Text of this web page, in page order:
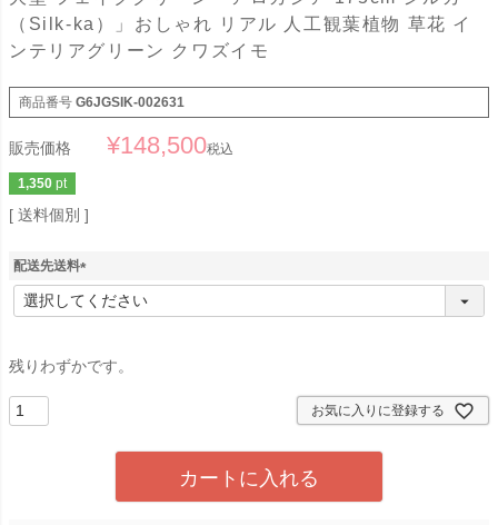
（Silk-ka）」おしゃれ リアル 人工観葉植物 草花 イ
ンテリアグリーン クワズイモ
商品番号 G6JGSIK-002631
販売価格 ¥148,500税込
1,350 pt
送料個別
配送先送料
(
必
残りわずかです。
お気に入りに登録する
カートに入れる